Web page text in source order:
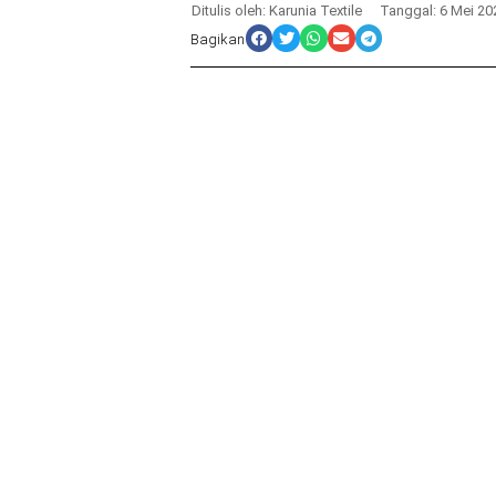
Ditulis oleh: Karunia Textile Tanggal: 6 Mei
Bagikan